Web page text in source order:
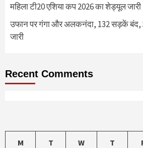
महिला टी20 एशिया कप 2026 का शेड्यूल जारी
उफान पर गंगा और अलकनंदा, 132 सड़कें बंद,
जारी
Recent Comments
M T W T